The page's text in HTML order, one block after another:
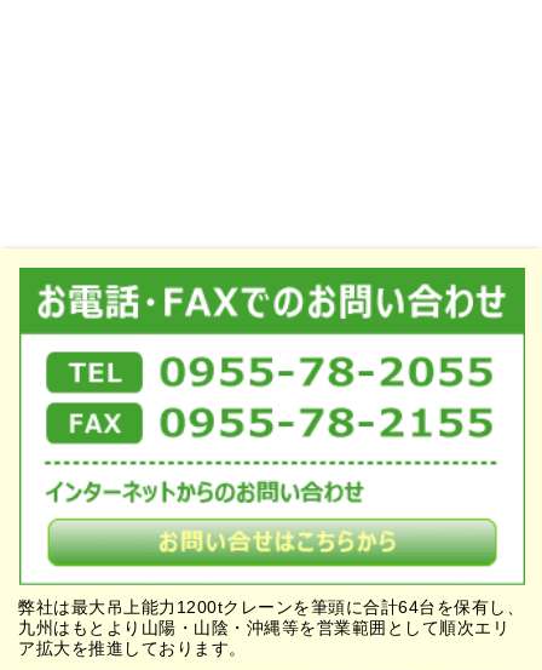
弊社は最大吊上能力1200tクレーンを筆頭に合計64台を保有し、
九州はもとより山陽・山陰・沖縄等を営業範囲として順次エリ
ア拡大を推進しております。